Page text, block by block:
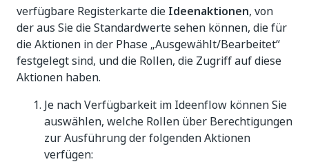
verfügbare Registerkarte die Ideenaktionen, von
der aus Sie die Standardwerte sehen können, die für
die Aktionen in der Phase „Ausgewählt/Bearbeitet“
festgelegt sind, und die Rollen, die Zugriff auf diese
Aktionen haben.
Je nach Verfügbarkeit im Ideenflow können Sie
auswählen, welche Rollen über Berechtigungen
zur Ausführung der folgenden Aktionen
verfügen: